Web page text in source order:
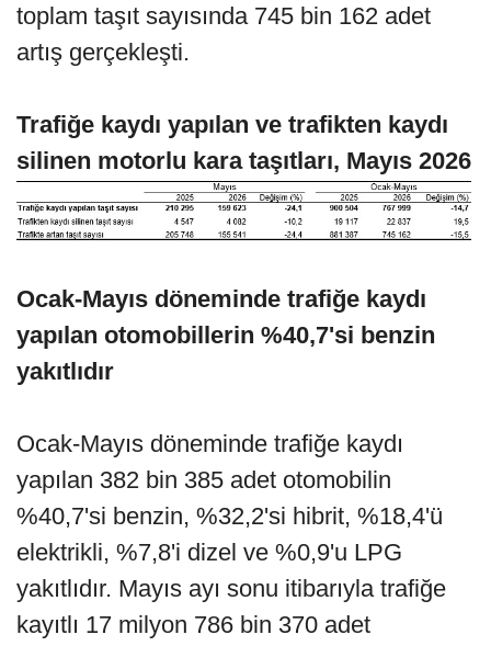
toplam taşıt sayısında 745 bin 162 adet
artış gerçekleşti.
Trafiğe kaydı yapılan ve trafikten kaydı
silinen motorlu kara taşıtları, Mayıs 2026
Ocak-Mayıs döneminde trafiğe kaydı
yapılan otomobillerin %40,7'si benzin
yakıtlıdır
Ocak-Mayıs döneminde trafiğe kaydı
yapılan 382 bin 385 adet otomobilin
%40,7'si benzin, %32,2'si hibrit, %18,4'ü
elektrikli, %7,8'i dizel ve %0,9'u LPG
yakıtlıdır. Mayıs ayı sonu itibarıyla trafiğe
kayıtlı 17 milyon 786 bin 370 adet